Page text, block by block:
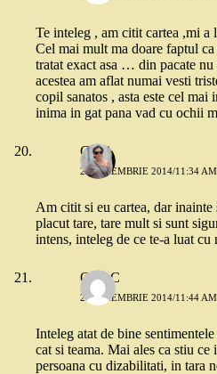
Te inteleg , am citit cartea ,mi a
Cel mai mult ma doare faptul
tratat exact asa … din pacate
acestea am aflat numai vesti
copil sanatos , asta este cel mai
inima in gat pana vad cu ochii
Cami
25 NOIEMBRIE 2014/11:34 AM
Am citit si eu cartea, dar
placut tare, tare mult si sunt
intens, inteleg de ce te-a luat cu
OanaC
25 NOIEMBRIE 2014/11:44 AM
Inteleg atat de bine
cat si teama. Mai ales ca stiu ce
persoana cu dizabilitati, in tara